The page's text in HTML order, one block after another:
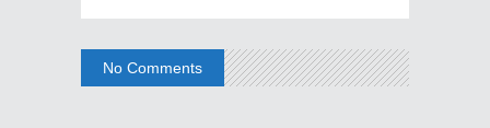
No Comments